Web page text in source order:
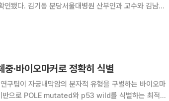
교수와 김남경
·바이오마커로 정확히 식별
구팀이 자궁내막암의 분자적 유형을 구별하는 바이오마
반으로 POLE mutated와 p53 wild를 식별하는 최적의